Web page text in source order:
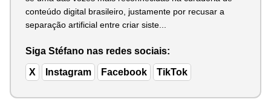
conteúdo digital brasileiro, justamente por recusar a
separação artificial entre criar siste...
Siga Stéfano nas redes sociais:
X Instagram Facebook TikTok